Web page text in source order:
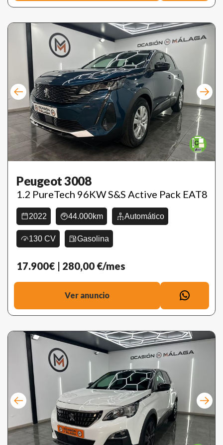
Peugeot 3008
1.2 PureTech 96KW S&S Active Pack EAT8
2022 44.000km Automático
130 CV Gasolina
17.900€ | 280,00 €/mes
Ver anuncio